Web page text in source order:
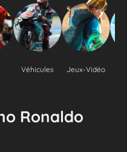
Véhicules Jeux-Vidéo
Ronaldo